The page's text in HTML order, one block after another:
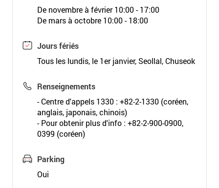
De novembre à février 10:00 - 17:00
De mars à octobre 10:00 - 18:00
Jours fériés
Tous les lundis, le 1er janvier, Seollal, Chuseok
Renseignements
- Centre d'appels 1330 : +82-2-1330 (coréen,
anglais, japonais, chinois)
- Pour obtenir plus d'info : +82-2-900-0900,
0399 (coréen)
Parking
Oui